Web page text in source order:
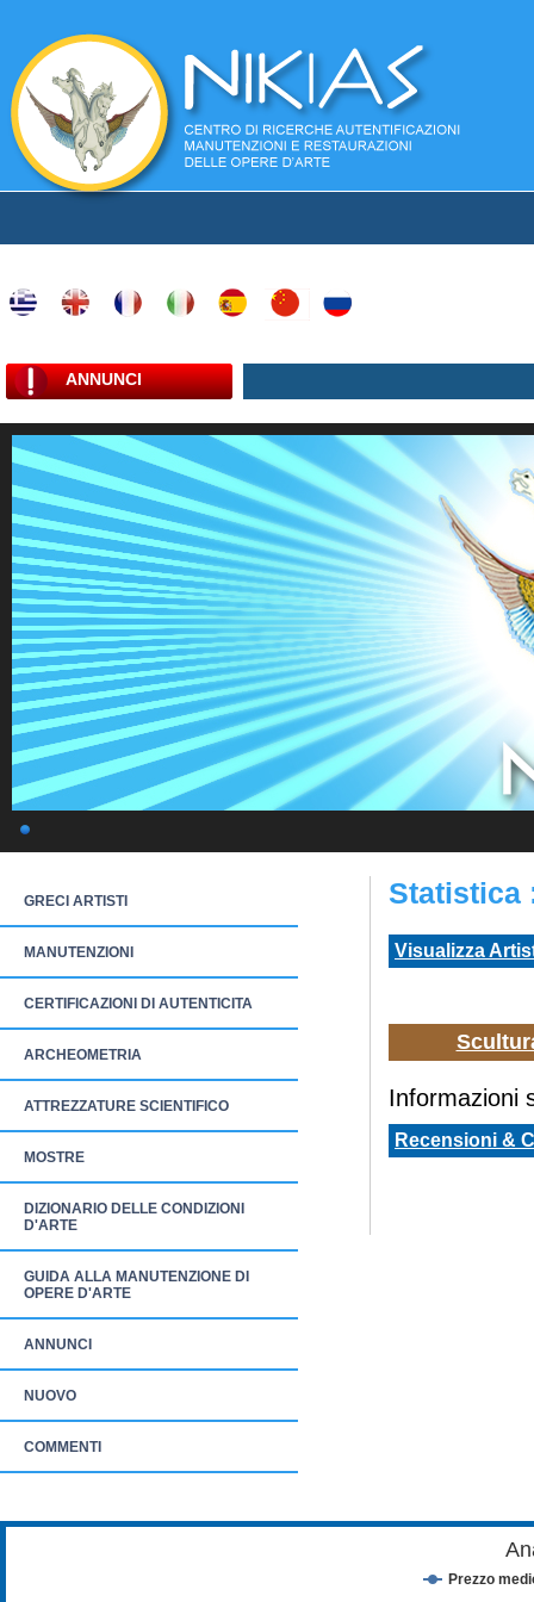
ANNUNCI
GRECI ARTISTI
MANUTENZIONI
CERTIFICAZIONI DI AUTENTICITA
ARCHEOMETRIA
ATTREZZATURE SCIENTIFICO
MOSTRE
DIZIONARIO DELLE CONDIZIONI
D'ARTE
GUIDA ALLA MANUTENZIONE DI
OPERE D'ARTE
ANNUNCI
NUOVO
COMMENTI
Statistica
Visualizza
Informazioni
Recensioni &
Prezzo